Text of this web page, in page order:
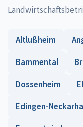
Altlußheim
Bammental
Dossenheim
Edingen-